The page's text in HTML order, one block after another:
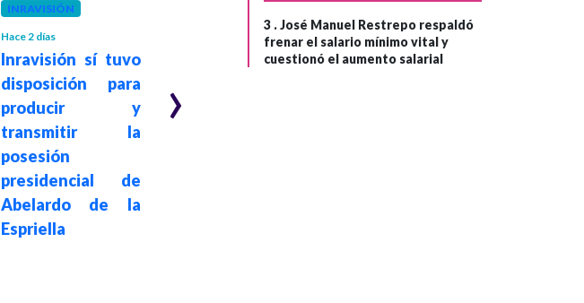
INRAVISIÓN
Hace 2 días
Inravisión sí tuvo
disposición para
producir y
transmitir la
posesión
presidencial de
Abelardo de la
Espriella
Hace 2 semanas
La disputa entre
›
3 .José Manuel Restrepo respaldó
frenar el salario mínimo vital y
cuestionó el aumento salarial